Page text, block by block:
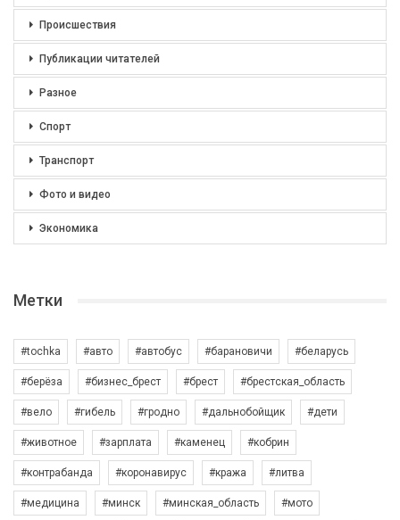
Происшествия
Публикации читателей
Разное
Спорт
Транспорт
Фото и видео
Экономика
Метки
#tochka #авто #автобус #барановичи #беларусь
#берёза #бизнес_брест #брест #брестская_область
#вело #гибель #гродно #дальнобойщик #дети
#животное #зарплата #каменец #кобрин
#контрабанда #коронавирус #кража #литва
#медицина #минск #минская_область #мото